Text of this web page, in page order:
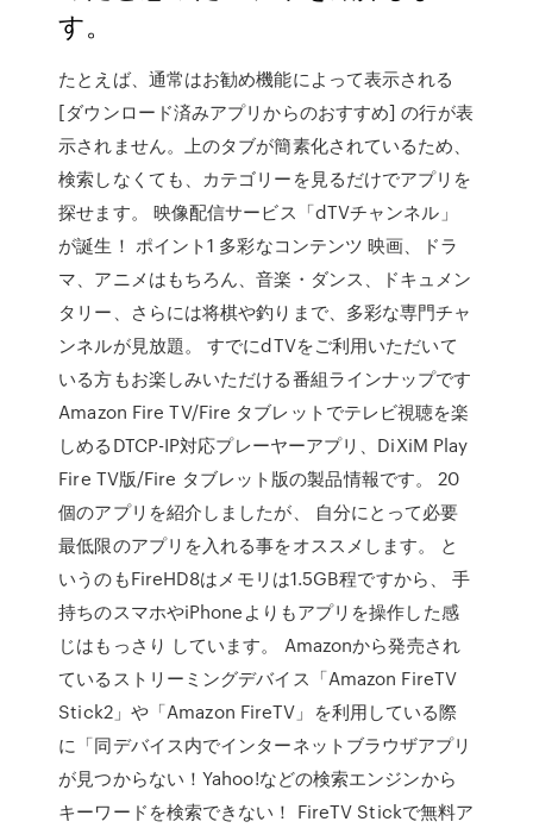
す。
たとえば、通常はお勧め機能によって表示される
[ダウンロード済みアプリからのおすすめ] の行が表
示されません。上のタブが簡素化されているため、
検索しなくても、カテゴリーを見るだけでアプリを
探せます。 映像配信サービス「dTVチャンネル」
が誕生！ ポイント1 多彩なコンテンツ 映画、ドラ
マ、アニメはもちろん、音楽・ダンス、ドキュメン
タリー、さらには将棋や釣りまで、多彩な専門チャ
ンネルが見放題。 すでにdTVをご利用いただいて
いる方もお楽しみいただける番組ラインナップです
Amazon Fire TV/Fire タブレットでテレビ視聴を楽
しめるDTCP-IP対応プレーヤーアプリ、DiXiM Play
Fire TV版/Fire タブレット版の製品情報です。 20
個のアプリを紹介しましたが、 自分にとって必要
最低限のアプリを入れる事をオススメします。 と
いうのもFireHD8はメモリは1.5GB程ですから、 手
持ちのスマホやiPhoneよりもアプリを操作した感
じはもっさり しています。 Amazonから発売され
ているストリーミングデバイス「Amazon FireTV
Stick2」や「Amazon FireTV」を利用している際
に「同デバイス内でインターネットブラウザアプリ
が見つからない！Yahoo!などの検索エンジンから
キーワードを検索できない！ FireTV Stickで無料ア